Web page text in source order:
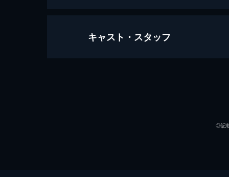
孤狼の血
キャスト・スタッフ
◎記